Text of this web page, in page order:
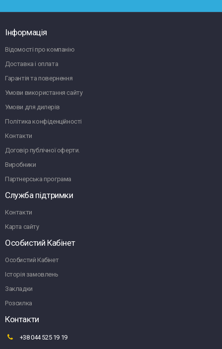
Інформація
Відомості про компанію
Доставка і оплата
Гарантія та повернення
Умови використання сайту
Умови для дилерів
Політика конфіденційності
Контакти
Договір публічної оферти.
Виробники
Партнерська програма
Служба підтримки
Контакти
Карта сайту
Особистий Кабінет
Особистий Кабінет
Історія замовлень
Закладки
Розсилка
Контакти
+38 044 525 19 19